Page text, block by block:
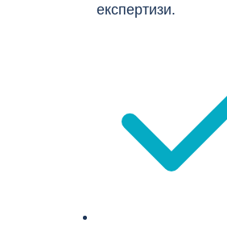
експертизи.